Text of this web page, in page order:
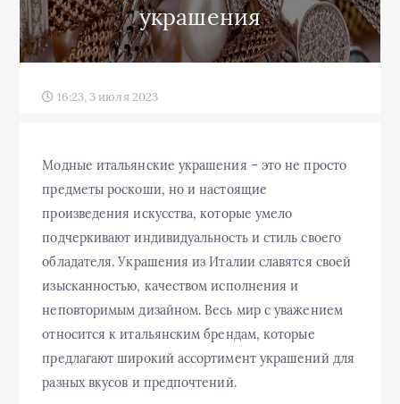
украшения
16:23, 3 июля 2023
Модные итальянские украшения – это не просто
предметы роскоши, но и настоящие
произведения искусства, которые умело
подчеркивают индивидуальность и стиль своего
обладателя. Украшения из Италии славятся своей
изысканностью, качеством исполнения и
неповторимым дизайном. Весь мир с уважением
относится к итальянским брендам, которые
предлагают широкий ассортимент украшений для
разных вкусов и предпочтений.